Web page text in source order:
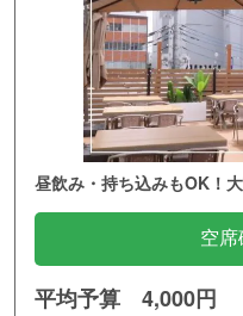
昼飲み・持ち込みもOK！
空席
平均予算 4,000円